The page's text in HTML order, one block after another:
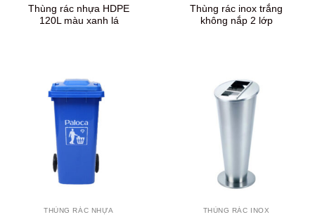
Thùng rác nhựa HDPE
120L màu xanh lá
Thùng rác inox trắng
không nắp 2 lớp
THÙNG RÁC NHỰA THÙNG RÁC INOX